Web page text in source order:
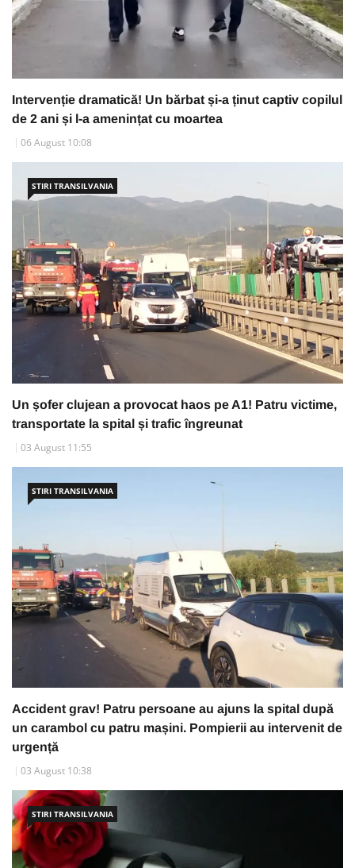
Intervenție dramatică! Un bărbat și-a ținut captiv copilul
de 2 ani și l-a amenințat cu moartea
06 August 10:08
STIRI TRANSILVANIA
Un șofer clujean a provocat haos pe A1! Patru victime,
transportate la spital și trafic îngreunat
03 August 11:55
STIRI TRANSILVANIA
Accident grav! Patru persoane au ajuns la spital după
un carambol cu patru mașini. Pompierii au intervenit de
urgență
03 August 10:38
STIRI TRANSILVANIA